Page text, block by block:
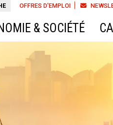
OFFRES D'EMPLOI
& SOCIÉTÉ